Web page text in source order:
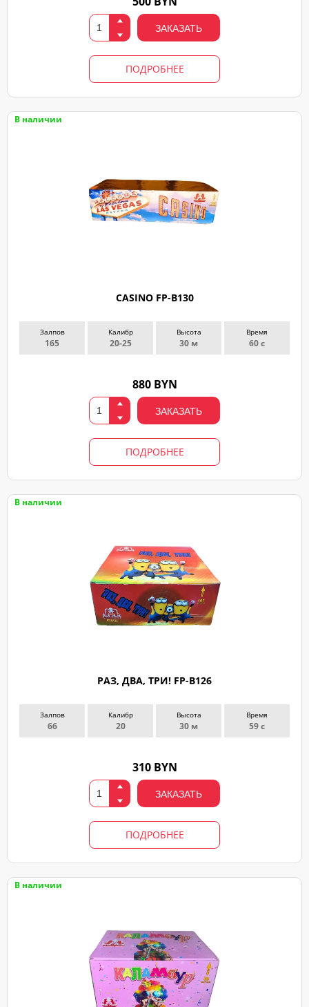
ЗАКАЗАТЬ
ПОДРОБНЕЕ
В наличии
CASINO FP-B130
Залпов
165
Калибр
20-25
Высота
30 м
Время
60 с
880 BYN
ЗАКАЗАТЬ
ПОДРОБНЕЕ
В наличии
РАЗ, ДВА, ТРИ! FP-B126
Залпов
66
Калибр
20
Высота
30 м
Время
59 с
310 BYN
ЗАКАЗАТЬ
ПОДРОБНЕЕ
В наличии